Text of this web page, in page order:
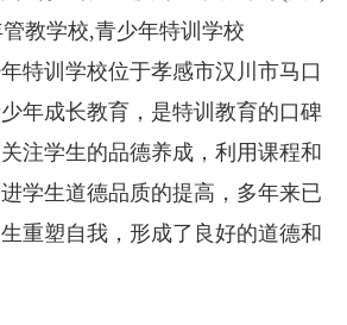
教学校,青少年特训学校
特训学校位于孝感市汉川市马口
年成长教育，是特训教育的口碑
注学生的品德养成，利用课程和
学生道德品质的提高，多年来已
重塑自我，形成了良好的道德和